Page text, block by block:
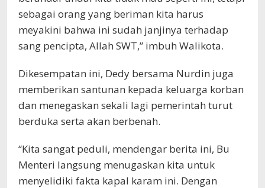
sebagai orang yang beriman kita harus
meyakini bahwa ini sudah janjinya terhadap
sang pencipta, Allah SWT,” imbuh Walikota.
Dikesempatan ini, Dedy bersama Nurdin juga
memberikan santunan kepada keluarga korban
dan menegaskan sekali lagi pemerintah turut
berduka serta akan berbenah.
“Kita sangat peduli, mendengar berita ini, Bu
Menteri langsung menugaskan kita untuk
menyelidiki fakta kapal karam ini. Dengan